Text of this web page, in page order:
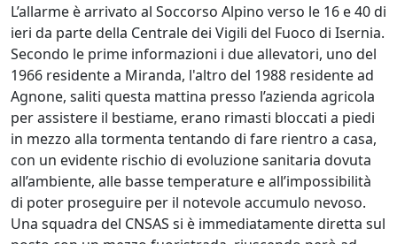
L’allarme è arrivato al Soccorso Alpino verso le 16 e 40 di
ieri da parte della Centrale dei Vigili del Fuoco di Isernia.
Secondo le prime informazioni i due allevatori, uno del
1966 residente a Miranda, l'altro del 1988 residente ad
Agnone, saliti questa mattina presso l’azienda agricola
per assistere il bestiame, erano rimasti bloccati a piedi
in mezzo alla tormenta tentando di fare rientro a casa,
con un evidente rischio di evoluzione sanitaria dovuta
all’ambiente, alle basse temperature e all’impossibilità
di poter proseguire per il notevole accumulo nevoso.
Una squadra del CNSAS si è immediatamente diretta sul